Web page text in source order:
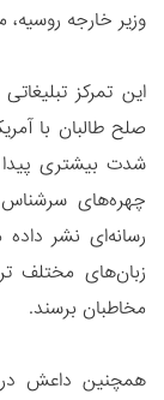
وزیر خارجه روسیه،
این تمرکز
صلح طالبان با
شدت بیشتری
چهره‌های
رسانه‌ای نشر
زبان‌های مختلف
مخاطبان برسند.
همچنین داعش در